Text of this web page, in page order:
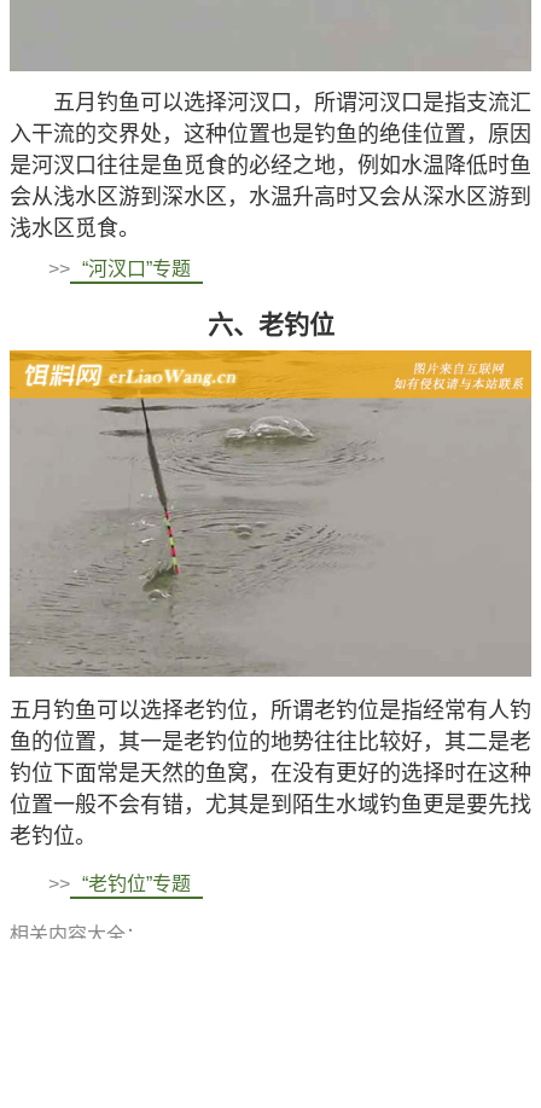
五月钓鱼可以选择河汊口，所谓河汊口是指支流汇
入干流的交界处，这种位置也是钓鱼的绝佳位置，原因
是河汊口往往是鱼觅食的必经之地，例如水温降低时鱼
会从浅水区游到深水区，水温升高时又会从深水区游到
浅水区觅食。
>> “河汊口”专题
六、老钓位
五月钓鱼可以选择老钓位，所谓老钓位是指经常有人钓
鱼的位置，其一是老钓位的地势往往比较好，其二是老
钓位下面常是天然的鱼窝，在没有更好的选择时在这种
位置一般不会有错，尤其是到陌生水域钓鱼更是要先找
老钓位。
>> “老钓位”专题
相关内容大全：